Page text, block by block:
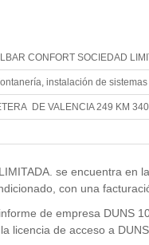
CONFORT SOCIEDAD
instalación de
DE VALENCIA 249 KM
se encuentra
con una
de empresa DUNS
licencia de acceso a